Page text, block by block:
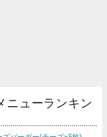
ニューランキン